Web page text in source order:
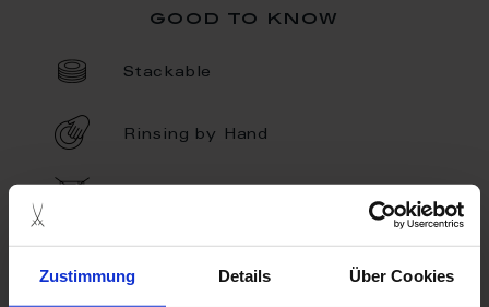
Zustimmung Details Über Cookies
good to know
Stackable
Rinsing by Hand
Hand Painted
Porcelain - Handmade in